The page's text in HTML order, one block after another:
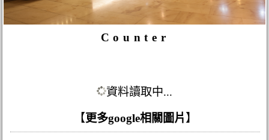
Counter
資料讀取中...
【 更多google相關圖片 】